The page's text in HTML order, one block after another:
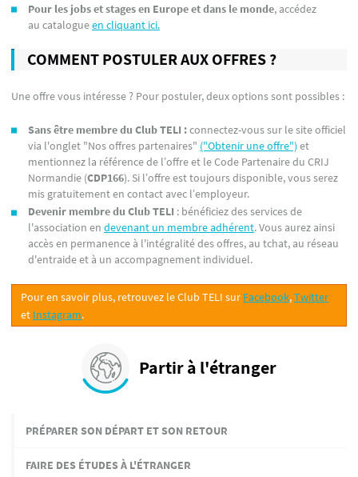
Partir à l'étranger
PRÉPARER SON DÉPART ET SON RETOUR
FAIRE DES ÉTUDES À L'ÉTRANGER
Pour les jobs et stages en Europe et dans le monde, accédez
au catalogueen cliquant ici.
COMMENT POSTULER AUX OFFRES ?
Une offre vous intéresse ? Pour postuler, deux options sont possibles :
Sans être membre du Club TELI :connectez-vous sur le site officiel
via l'onglet "Nos offres partenaires" ("Obtenir une offre") et
mentionnez la référence de l’offre et le Code Partenaire du CRIJ
Normandie (CDP166). Si l’offre est toujours disponible, vous serez
mis gratuitement en contact avec l’employeur.
Devenir membre du Club TELI : bénéficiez des services de
l'association en devenant un membre adhérent. Vous aurez ainsi
accès en permanence à l'intégralité des offres, au tchat, au réseau
d'entraide et à un accompagnement individuel.
Pour en savoir plus, retrouvez le Club TELI sur Facebook,Twitter
et Instagram.